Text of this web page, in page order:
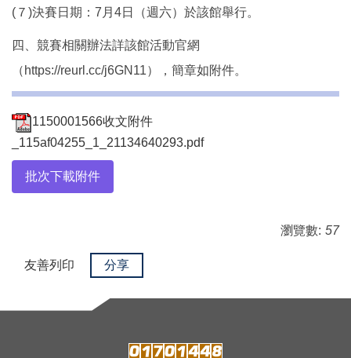
(７)決賽日期：7月4日（週六）於該館舉行。
四、競賽相關辦法詳該館活動官網
（https://reurl.cc/j6GN11），簡章如附件。
1150001566收文附件
_115af04255_1_21134640293.pdf
批次下載附件
瀏覽數: 57
友善列印 分享